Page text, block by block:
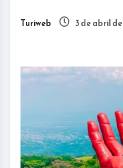
Turiweb 3 de abril